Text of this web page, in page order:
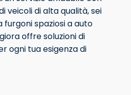
veicoli di alta qualità, sei
furgoni spaziosi a auto
offre soluzioni di
ogni tua esigenza di